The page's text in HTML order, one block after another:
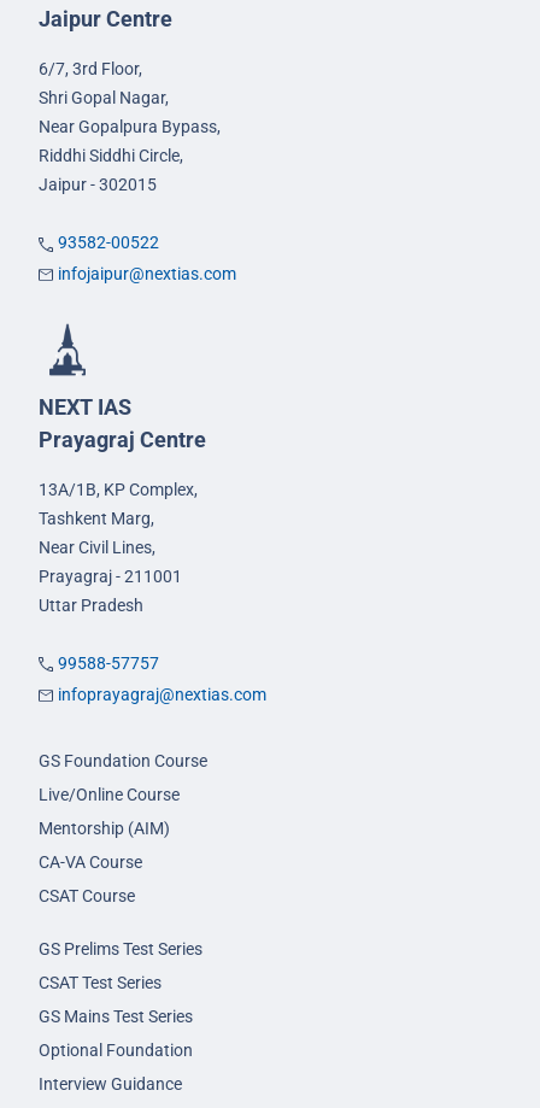
Jaipur Centre
6/7, 3rd Floor,
Shri Gopal Nagar,
Near Gopalpura Bypass,
Riddhi Siddhi Circle,
Jaipur - 302015
93582-00522
infojaipur@nextias.com
NEXT IAS
Prayagraj Centre
13A/1B, KP Complex,
Tashkent Marg,
Near Civil Lines,
Prayagraj - 211001
Uttar Pradesh
99588-57757
infoprayagraj@nextias.com
GS Foundation Course
Live/Online Course
Mentorship (AIM)
CA-VA Course
CSAT Course
GS Prelims Test Series
CSAT Test Series
GS Mains Test Series
Optional Foundation
Interview Guidance